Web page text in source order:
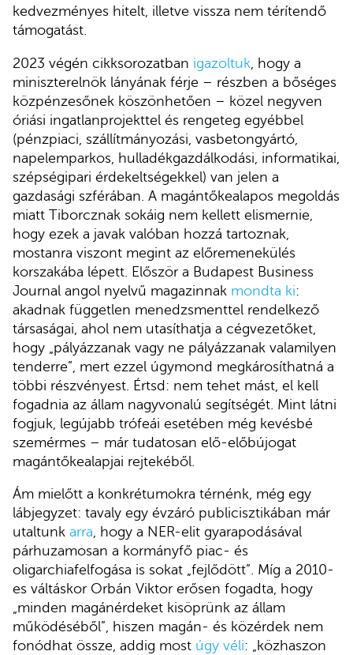
kedvezményes hitelt, illetve vissza nem térítendő
támogatást.
2023 végén cikksorozatban igazoltuk , hogy a
miniszterelnök lányának férje – részben a bőséges
közpénzesőnek köszönhetően – közel negyven
óriási ingatlanprojekttel és rengeteg egyébbel
(pénzpiaci, szállítmányozási, vasbetongyártó,
napelemparkos, hulladékgazdálkodási, informatikai,
szépségipari érdekeltségekkel) van jelen a
gazdasági szférában. A magántőkealapos megoldás
miatt Tiborcznak sokáig nem kellett elismernie,
hogy ezek a javak valóban hozzá tartoznak,
mostanra viszont megint az előremenekülés
korszakába lépett. Először a Budapest Business
Journal angol nyelvű magazinnak mondta ki:
akadnak független menedzsmenttel rendelkező
társaságai, ahol nem utasíthatja a cégvezetőket,
hogy „pályázzanak vagy ne pályázzanak valamilyen
tenderre”, mert ezzel úgymond megkárosíthatná a
többi részvényest. Értsd: nem tehet mást, el kell
fogadnia az állam nagyvonalú segítségét. Mint látni
fogjuk, legújabb trófeái esetében még kevésbé
szemérmes – már tudatosan elő-előbújogat
magántőkealapjai rejtekéből.
Ám mielőtt a konkrétumokra térnénk, még egy
lábjegyzet: tavaly egy évzáró publicisztikában már
utaltunk arra, hogy a NER-elit gyarapodásával
párhuzamosan a kormányfő piac- és
oligarchiafelfogása is sokat „fejlődött”. Míg a 2010-
es váltáskor Orbán Viktor erősen fogadta, hogy
„minden magánérdeket kisöprünk az állam
működéséből”, hiszen magán- és közérdek nem
fonódhat össze, addig most úgy véli: „közhaszon